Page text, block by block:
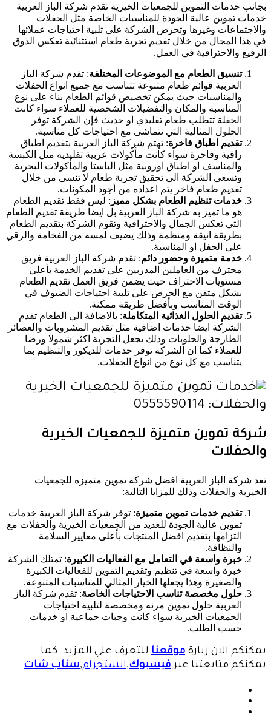
بجانب خدمات التموين للجمعيات الخيرية تقدم شركة الباز العربية
خدمات تموين عالية الجودة للمناسبات الخاصة مثل الحفلات
والاجتماعات وغيرها وتحرص الشركة على تلبية احتياجات عملائها
في هذا المجال من خلال تقديم تجربة طعام استثنائية تعكس الذوق
الرفيع والاحترافية في العمل.
تنسيق الطعام مع الموضوعات المختلفة: تقدم شركة الباز
العربية قوائم طعام متنوعة تتناسب مع جميع انواع الحفلات
والمناسبات حيث يمكن تخصيص قوائم الطعام بناء على نوع
المناسبة والمكان والتفضيلات الشخصية للعملاء سواء كانت
الحفلة تتطلب طعام تقليدي او حديث فإن الشركة توفر
الحلول المثالية التي تتماشى مع احتياجات كل مناسبة.
تقديم اطباق فاخرة: تهتم شركة الباز العربية بتقديم اطباق
راقية وفاخرة سواء كانت مأكولات عربية تقليدية مثل الكبسة
والمناسف او اطباق اوروبية مثل الباستا والمأكولات البحرية
وتسعى الشركة الى تحقيق تجربة طعام لا تنسى من خلال
تقديم طعام فاخر يتم اعداده من أجود المكونات.
خدمات تنظيم الطعام بشكل مميز : ليس فقط تقديم الطعام
هو ما تميز به شركة الباز العربية بل ايضا طريقة تقديم الطعام
التي تعكس الجمال والاحترافية وتقوم الشركة بتقديم الطعام
بطريقة انيقة ومنظمة وذلك يضيف لمسة من الفخامة والرقي
على الحفل او المناسبة.
خدمة متميزة وحضور دائم: تقدم شركة الباز العربية فريق
محترف من العاملين المدربين على تقديم الخدمة بأعلى
مستويات الاحتراف حيث يضمن فريق العمل تقديم الطعام
بشكل متقن مع الحرص على تلبية احتياجات الضيوف في
الوقت المناسب وبأفضل طريقة ممكنة.
تقديم الحلول الغذائية المتكاملة: بالاضافة الى الطعام تقدم
الشركة ايضا خدمات اضافية مثل تقديم المشروبات والعصائر
الطازجة والحلويات وذلك يجعل التجربة اكثر شمولا ورضا
للعملاء كما ان الشركة توفر خدمات للديكور والتنظيم بما
يتناسب مع كل نوع من انواع الحفلات.
شركة تموين متميزة للجمعيات الخيرية
والحفلات
تعد شركة الباز العربية افضل شركة تموين متميزة للجمعيات
الخيرية والحفلات وذلك للمزايا التالية:
تقديم خدمات تموين متميزة: توفر شركة الباز العربية خدمات
تموين عالية الجودة للعديد من الجمعيات الخيرية والحفلات مع
التزامها بتقديم افضل المنتجات بأعلى معايير السلامة
والنظافة.
خبرة واسعة في التعامل مع الفعاليات الكبيرة: تمتلك الشركة
خبرة واسعة في تنظيم وتقديم التموين للفعاليات الكبيرة
والصغيرة وهذا يجعلها الخيار المثالي للمناسبات المتنوعة.
حلول مخصصة تناسب الاحتياجات الخاصة: تقدم شركة الباز
العربية حلول تموين مرنة ومخصصة لتلبية احتياجات
الجمعيات الخيرية سواء كانت وجبات جماعية او خدمات
حسب الطلب.
يمكنكم الان زيارة موقعنا للتعرف علي المزيد. كما
يمكنكم متابعتنا عبرفيسبوك,انستجرام,سناب شات.